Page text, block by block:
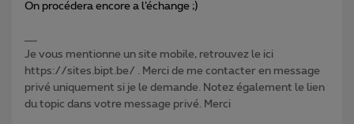
On procédera encore a l’échange ;)
Je vous mentionne un site mobile, retrouvez le ici
https://sites.bipt.be/ . Merci de me contacter en message
privé uniquement si je le demande. Notez également le lien
du topic dans votre message privé. Merci